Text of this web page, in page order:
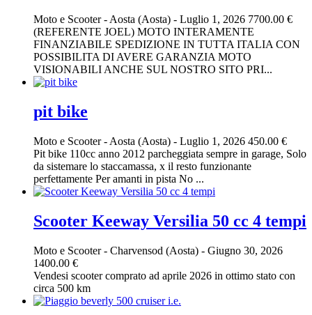
Moto e Scooter- Aosta (Aosta) - Luglio 1, 2026 7700.00 €
(REFERENTE JOEL) MOTO INTERAMENTE
FINANZIABILE SPEDIZIONE IN TUTTA ITALIA CON
POSSIBILITA DI AVERE GARANZIA MOTO
VISIONABILI ANCHE SUL NOSTRO SITO PRI...
pit bike
Moto e Scooter- Aosta (Aosta) - Luglio 1, 2026 450.00 €
Pit bike 110cc anno 2012 parcheggiata sempre in garage, Solo
da sistemare lo staccamassa, x il resto funzionante
perfettamente Per amanti in pista No ...
Scooter Keeway Versilia 50 cc 4 tempi
Moto e Scooter- Charvensod (Aosta) - Giugno 30, 2026
1400.00 €
Vendesi scooter comprato ad aprile 2026 in ottimo stato con
circa 500 km